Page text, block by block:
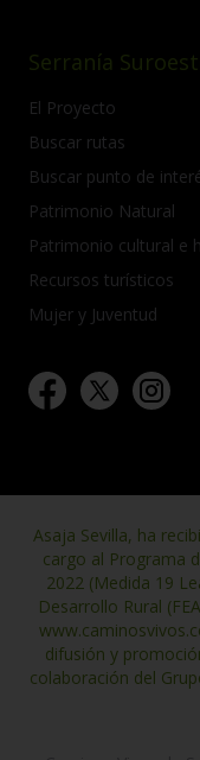
Serranía
El Proyecto
Buscar rutas
Buscar punto de
Patrimonio Natural
Patrimonio cultural e
Recursos turísticos
Mujer y Juventud
Asaja Sevilla, ha
cargo al Programa
2022 (Medida 19
Desarrollo Rural
difusión y
colaboración del